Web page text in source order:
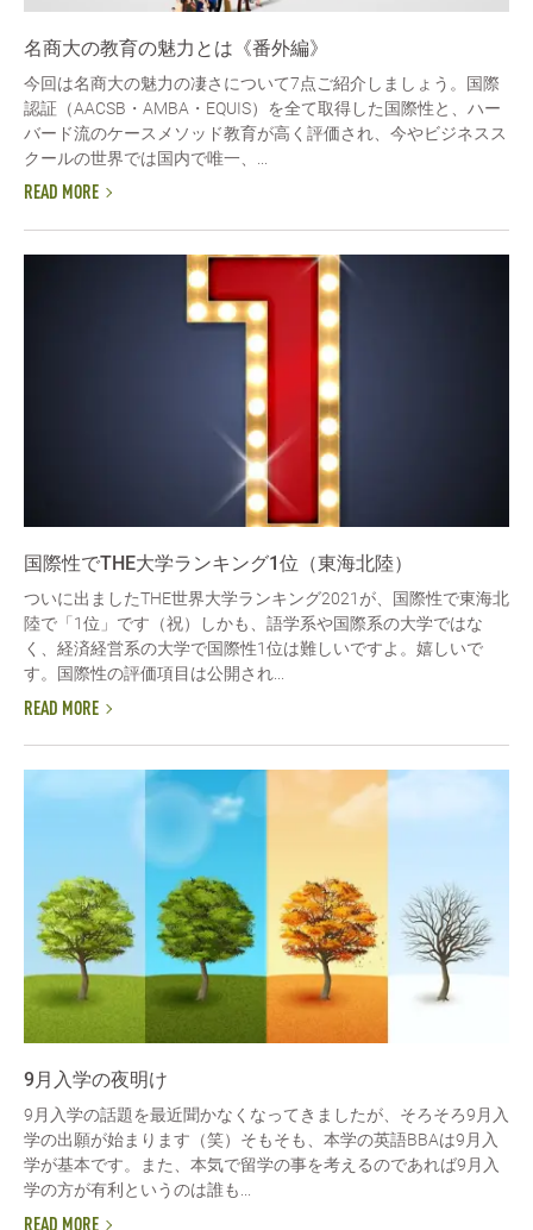
名商大の教育の魅力とは《番外編》
今回は名商大の魅力の凄さについて7点ご紹介しましょう。国際
認証（AACSB・AMBA・EQUIS）を全て取得した国際性と、ハー
バード流のケースメソッド教育が高く評価され、今やビジネスス
クールの世界では国内で唯一、...
READ MORE
国際性でTHE大学ランキング1位（東海北陸）
ついに出ましたTHE世界大学ランキング2021が、国際性で東海北
陸で「1位」です（祝）しかも、語学系や国際系の大学ではな
く、経済経営系の大学で国際性1位は難しいですよ。嬉しいで
す。国際性の評価項目は公開され...
READ MORE
9月入学の夜明け
9月入学の話題を最近聞かなくなってきましたが、そろそろ9月入
学の出願が始まります（笑）そもそも、本学の英語BBAは9月入
学が基本です。また、本気で留学の事を考えるのであれば9月入
学の方が有利というのは誰も...
READ MORE